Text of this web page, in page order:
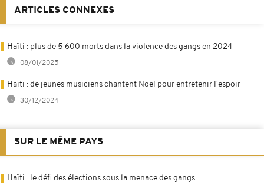
ARTICLES CONNEXES
Haïti : plus de 5 600 morts dans la violence des gangs en 2024
08/01/2025
Haïti : de jeunes musiciens chantent Noël pour entretenir l'espoir
30/12/2024
SUR LE MÊME PAYS
Haïti : le défi des élections sous la menace des gangs